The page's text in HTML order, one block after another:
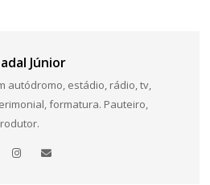
Júnior
autódromo, estádio, rádio, tv,
formatura. Pauteiro,